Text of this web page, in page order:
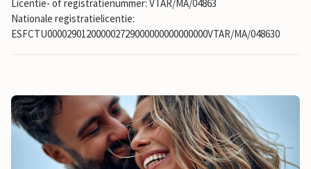
Licentie- of registratienummer: VTAR/MA/04863
Nationale registratielicentie:
ESFCTU000029012000002729000000000000000VTAR/MA/048630